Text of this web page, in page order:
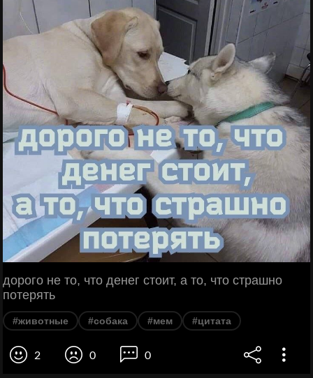
дорого не то, что денег стоит, а то, что страшно
потерять
#животные #собака #мем #цитата
2 0 0